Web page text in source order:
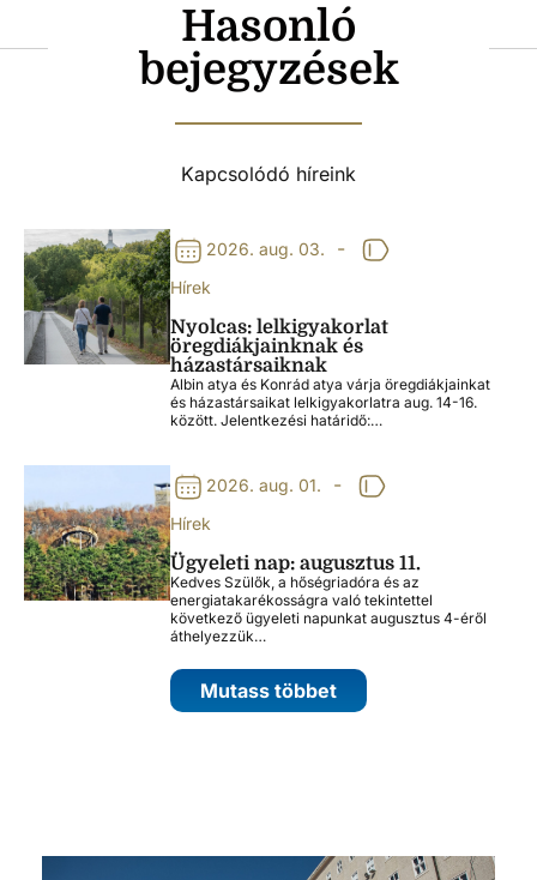
Hasonló
bejegyzések
Kapcsolódó híreink
2026. aug. 03. -
Hírek
Nyolcas: lelkigyakorlat
öregdiákjainknak és
házastársaiknak
Albin atya és Konrád atya várja öregdiákjainkat
és házastársaikat lelkigyakorlatra aug. 14-16.
között. Jelentkezési határidő:…
2026. aug. 01. -
Hírek
Ügyeleti nap: augusztus 11.
Kedves Szülők, a hőségriadóra és az
energiatakarékosságra való tekintettel
következő ügyeleti napunkat augusztus 4-éről
áthelyezzük…
Mutass többet